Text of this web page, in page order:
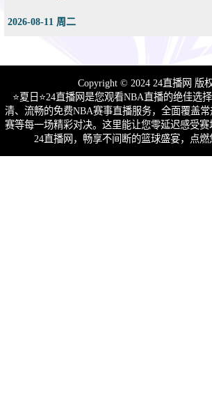
2026-08-11 周二
Copyright © 2024 24直播网 版
⭐️夏日⭐24直播网是您观看NBA直播的绝佳选
清、流畅的免费NBA赛事直播服务，全面覆盖
赛等每一场精彩对决。这里能让您零延迟感受
24直播网，畅享不间断的篮球盛宴，点燃